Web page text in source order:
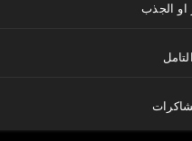
او الجذب